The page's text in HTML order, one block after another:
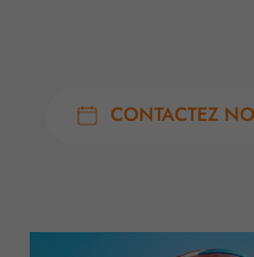
CONTACTEZ